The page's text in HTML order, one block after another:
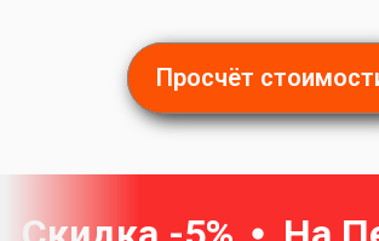
Просчёт